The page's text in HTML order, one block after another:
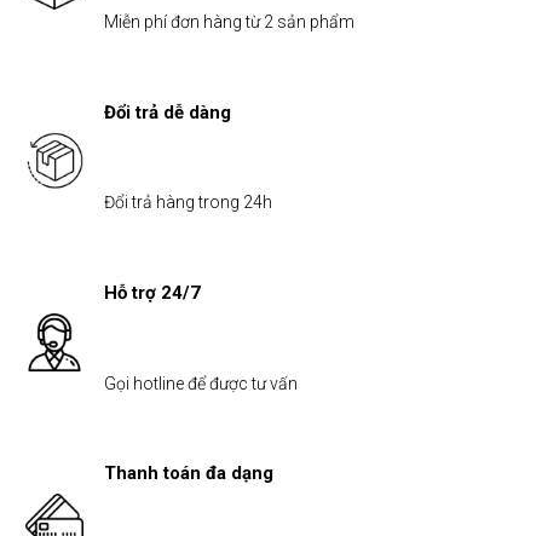
Miễn phí đơn hàng từ 2 sản phẩm
Đổi trả dễ dàng
Đổi trả hàng trong 24h
Hỗ trợ 24/7
Gọi hotline để được tư vấn
Thanh toán đa dạng